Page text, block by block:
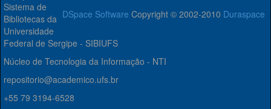
DSpace Software Copyright © 2002-2010 Duraspace
Sistema de
Bibliotecas da
Universidade
Federal de Sergipe - SIBIUFS
Núcleo de Tecnologia da Informação - NTI
repositorio@academico.ufs.br
+55 79 3194-6528